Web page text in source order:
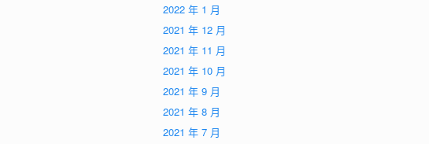
2022 年 1 月
2021 年 12 月
2021 年 11 月
2021 年 10 月
2021 年 9 月
2021 年 8 月
2021 年 7 月